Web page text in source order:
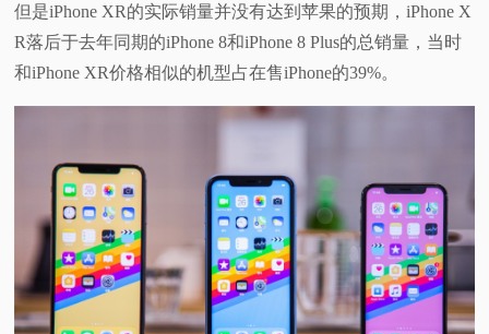
但是iPhone XR的实际销量并没有达到苹果的预期，iPhone X
R落后于去年同期的iPhone 8和iPhone 8 Plus的总销量，当时
和iPhone XR价格相似的机型占在售iPhone的39%。